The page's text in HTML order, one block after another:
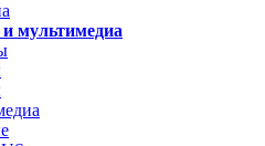
мультимедиа